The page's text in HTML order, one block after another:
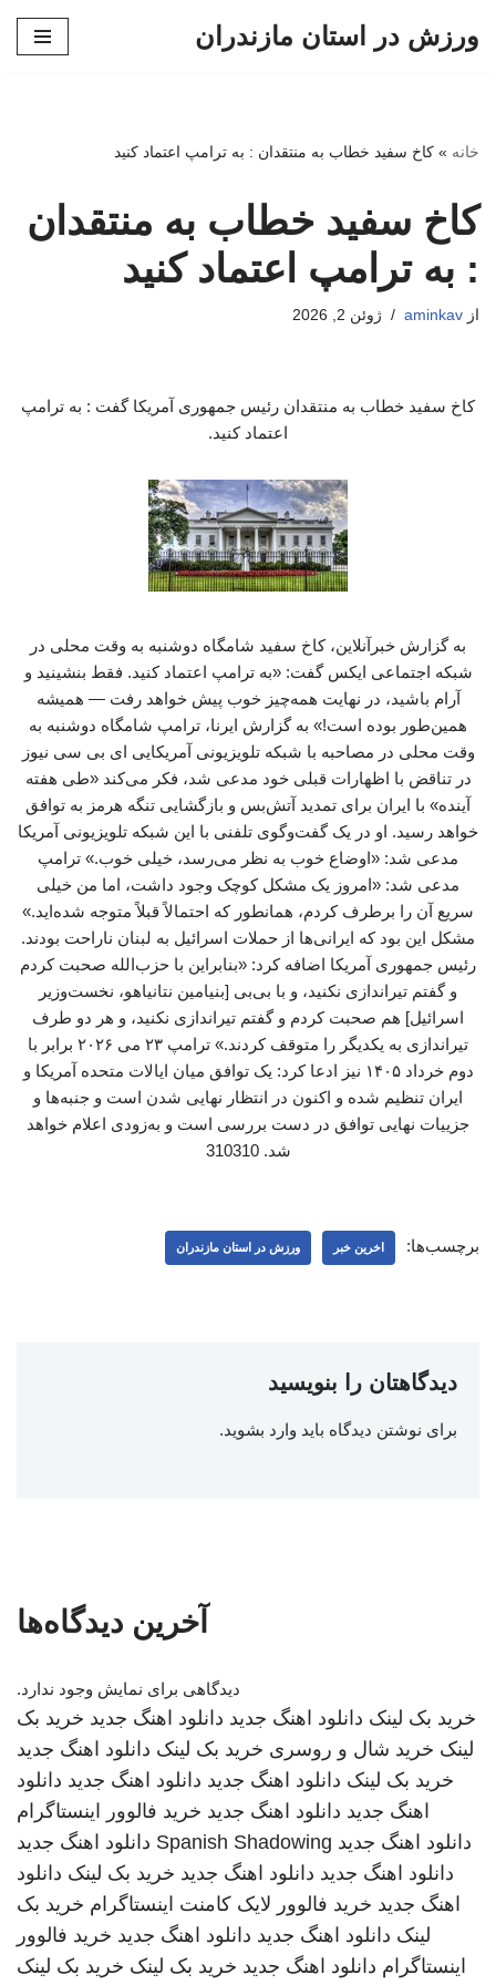
ورزش در استان مازندران
خانه » کاخ سفید خطاب به منتقدان : به ترامپ اعتماد کنید
کاخ سفید خطاب به منتقدان
: به ترامپ اعتماد کنید
از aminkav ژوئن 2, 2026
کاخ سفید خطاب به منتقدان رئیس جمهوری آمریکا گفت : به ترامپ
اعتماد کنید.
به گزارش خبرآنلاین، کاخ سفید شامگاه دوشنبه به وقت محلی در
شبکه اجتماعی ایکس گفت: «به ترامپ اعتماد کنید. فقط بنشینید و
آرام باشید، در نهایت همه‌چیز خوب پیش خواهد رفت — همیشه
همین‌طور بوده است!» به گزارش ایرنا، ترامپ شامگاه دوشنبه به
وقت محلی در مصاحبه با شبکه تلویزیونی آمریکایی ای بی سی نیوز
در تناقض با اظهارات قبلی خود مدعی شد، فکر می‌کند «طی هفته
آینده» با ایران برای تمدید آتش‌بس و بازگشایی تنگه هرمز به توافق
خواهد رسید. او در یک گفت‌وگوی تلفنی با این شبکه تلویزیونی آمریکا
مدعی شد: «اوضاع خوب به نظر می‌رسد، خیلی خوب.» ترامپ
مدعی شد: «امروز یک مشکل کوچک وجود داشت، اما من خیلی
سریع آن را برطرف کردم، همانطور که احتمالاً قبلاً متوجه شده‌اید.»
مشکل این بود که ایرانی‌ها از حملات اسرائیل به لبنان ناراحت بودند.
رئیس جمهوری آمریکا اضافه کرد: «بنابراین با حزب‌الله صحبت کردم
و گفتم تیراندازی نکنید، و با بی‌بی [بنیامین نتانیاهو، نخست‌وزیر
اسرائیل] هم صحبت کردم و گفتم تیراندازی نکنید، و هر دو طرف
تیراندازی به یکدیگر را متوقف کردند.» ترامپ ۲۳ می ۲۰۲۶ برابر با
دوم خرداد ۱۴۰۵ نیز ادعا کرد: یک توافق میان ایالات متحده آمریکا و
ایران تنظیم شده و اکنون در انتظار نهایی شدن است و جنبه‌ها و
جزییات نهایی توافق در دست بررسی است و به‌زودی اعلام خواهد
شد. 310310
برچسب‌ها: اخرین خبر ورزش در استان مازندران
دیدگاهتان را بنویسید
برای نوشتن دیدگاه باید وارد بشوید.
آخرین دیدگاه‌ها
دیدگاهی برای نمایش وجود ندارد.
خرید بک لینک دانلود اهنگ جدید دانلود اهنگ جدید خرید بک
لینک خرید شال و روسری خرید بک لینک دانلود اهنگ جدید
خرید بک لینک دانلود اهنگ جدید دانلود اهنگ جدید دانلود
اهنگ جدید دانلود اهنگ جدید خرید فالوور اینستاگرام
دانلود اهنگ جدید Spanish Shadowing دانلود اهنگ جدید
دانلود اهنگ جدید دانلود اهنگ جدید خرید بک لینک دانلود
اهنگ جدید خرید فالوور لایک کامنت اینستاگرام خرید بک
لینک دانلود اهنگ جدید دانلود اهنگ جدید خرید فالوور
اینستاگرام دانلود اهنگ جدید خرید بک لینک خرید بک لینک